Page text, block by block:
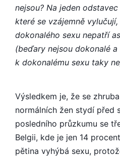
nejsou? Na jeden
které se vzájemně
dokonalého sexu nepatří
(beďary nejsou dokonalé
k dokonalému sexu taky
Výsledkem je, že se
normálních žen stydí před
posledního průzkumu se
Belgii, kde je jen 14
pětina vyhýbá sexu,